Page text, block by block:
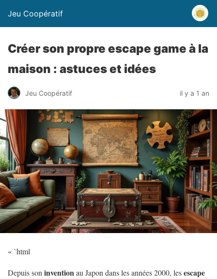
Jeu Coopératif
Créer son propre escape game à la
maison : astuces et idées
Jeu Coopératif il y a 1 an
« `html
Depuis son inventionau Japon dans les années 2000, lesescape